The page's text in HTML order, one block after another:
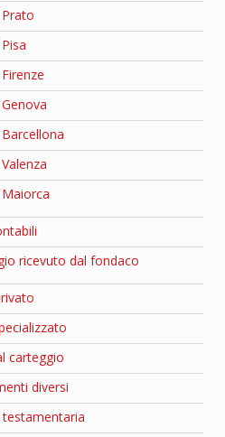
ricevuto dal fondaco
carteggio
diversi
testamentaria